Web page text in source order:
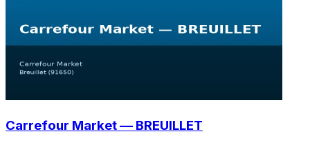
Carrefour Market — BREUILLET